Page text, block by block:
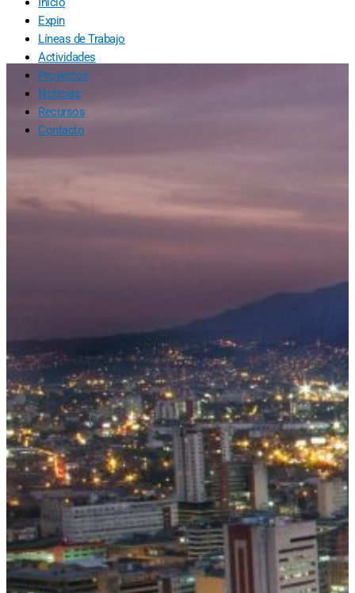
Expin
Líneas de Trabajo
Actividades
Proyectos
Noticias
Recursos
Contacto